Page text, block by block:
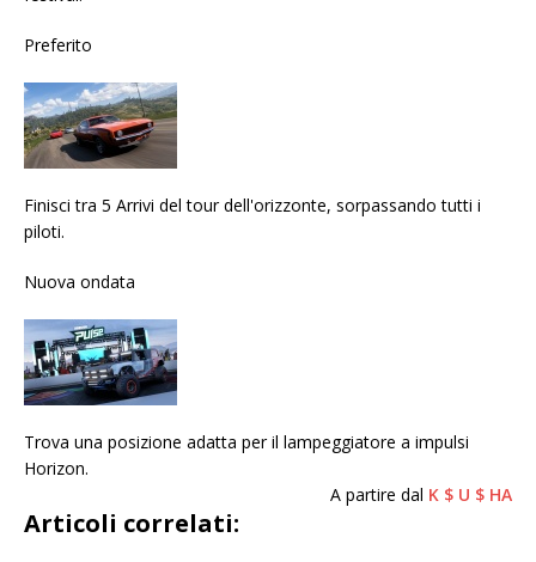
Preferito
Finisci tra 5 Arrivi del tour dell'orizzonte, sorpassando tutti i
piloti.
Nuova ondata
Trova una posizione adatta per il lampeggiatore a impulsi
Horizon.
A partire dal K $ U $ HA
Articoli correlati: